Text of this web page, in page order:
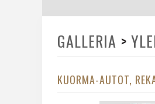
GALLERIA >
KUORMA-AUTOT,